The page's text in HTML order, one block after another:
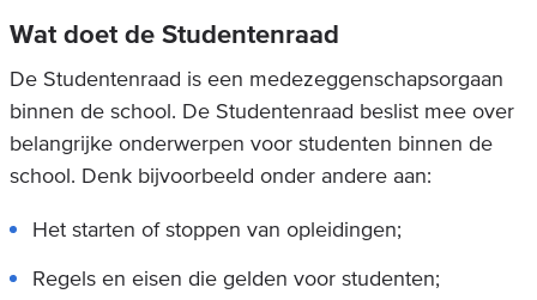
Wat doet de Studentenraad
De Studentenraad is een medezeggenschapsorgaan
binnen de school. De Studentenraad beslist mee over
belangrijke onderwerpen voor studenten binnen de
school. Denk bijvoorbeeld onder andere aan:
Het starten of stoppen van opleidingen;
Regels en eisen die gelden voor studenten;